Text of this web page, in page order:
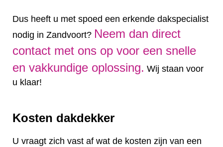
Dus heeft u met spoed een erkende dakspecialist
nodig in Zandvoort? Neem dan direct
contact met ons op voor een snelle
en vakkundige oplossing. Wij staan voor
u klaar!
Kosten dakdekker
U vraagt zich vast af wat de kosten zijn van een